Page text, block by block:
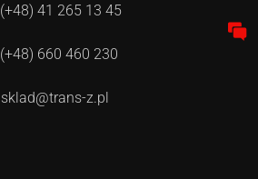
(+48) 41 265 13 45
(+48) 660 460 230
sklad@trans-z.pl